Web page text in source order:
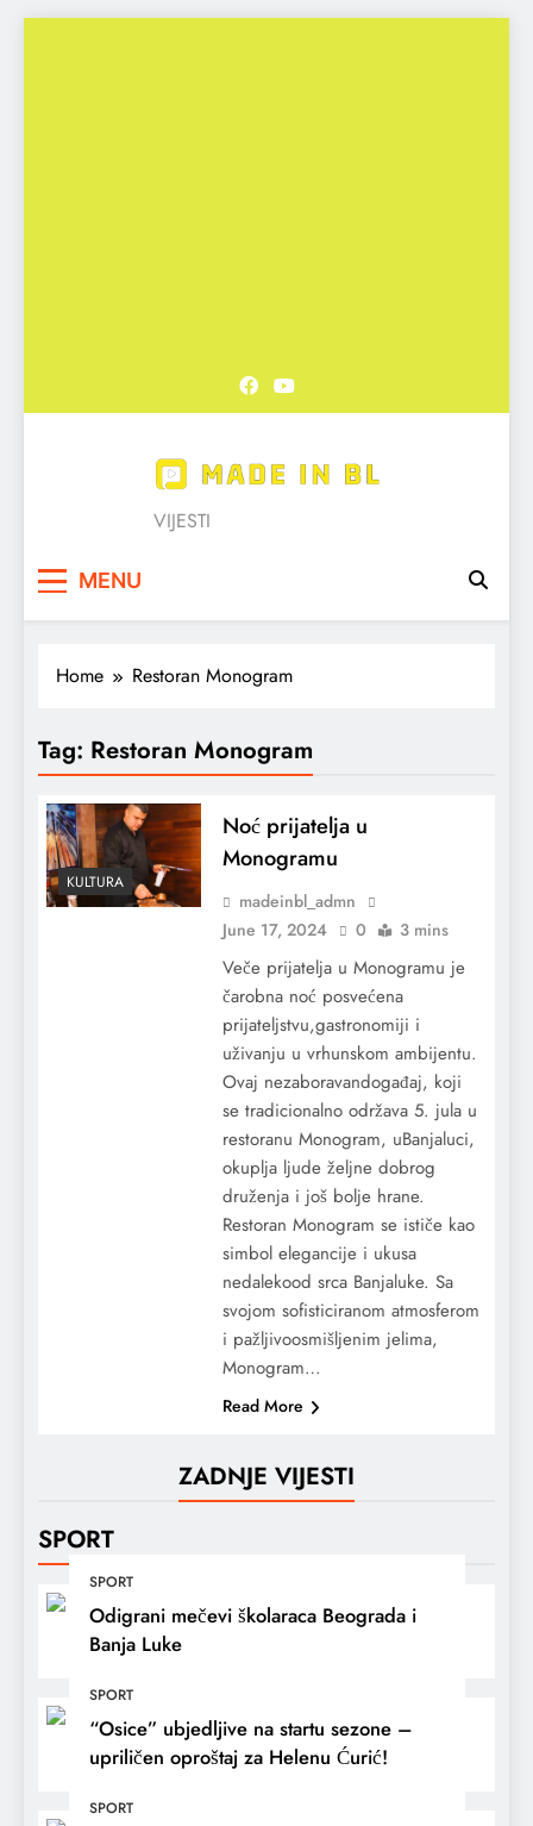
Made in BL
VIJESTI
MENU
ZADNJE VIJESTI
SPORT
SPORT
Odigrani mečevi školaraca Beograda i
Banja Luke
SPORT
“Osice” ubjedljive na startu sezone –
upriličen oproštaj za Helenu Ćurić!
SPORT
Home Restoran Monogram
Tag: Restoran Monogram
KULTURA
Noć prijatelja u
Monogramu
madeinbl_admn
June 17, 2024
0 3 mins
Veče prijatelja u Monogramu je
čarobna noć posvećena
prijateljstvu,gastronomiji i
uživanju u vrhunskom ambijentu.
Ovaj nezaboravandogađaj, koji
se tradicionalno održava 5. jula u
restoranu Monogram, uBanjaluci,
okuplja ljude željne dobrog
druženja i još bolje hrane.
Restoran Monogram se ističe kao
simbol elegancije i ukusa
nedalekood srca Banjaluke. Sa
svojom sofisticiranom atmosferom
i pažljivoosmišljenim jelima,
Monogram…
Read More